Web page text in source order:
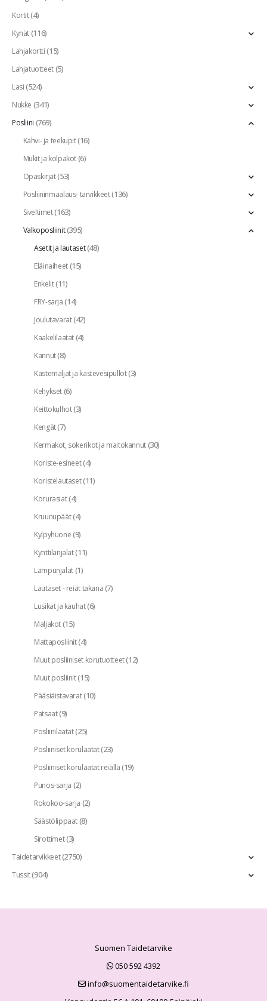
Kortit(4)
Kynät(116)
Lahjakortti(15)
Lahjatuotteet(5)
Lasi(524)
Nukke (341)
Posliini (769)
Kahvi- ja teekupit(16)
Mukit ja kolpakot(6)
Opaskirjat(53)
Posliininmaalaus- tarvikkeet(136)
Siveltimet(163)
Valkoposliinit(395)
Asetit ja lautaset(48)
Eläinaiheet(15)
Enkelit(11)
FRY-sarja(14)
Joulutavarat(42)
Kaakelilaatat(4)
Kannut(8)
Kastemaljat ja kastevesipullot(3)
Kehykset(6)
Keittokulhot(3)
Kengät(7)
Kermakot, sokerikot ja maitokannut(30)
Koriste-esineet(4)
Koristelautaset(11)
Korurasiat(4)
Kruunupäät(4)
Kylpyhuone(9)
Kynttilänjalat(11)
Lampunjalat(1)
Lautaset - reiät takana(7)
Lusikat ja kauhat(6)
Maljakot(15)
Mattaposliinit(4)
Muut posliiniset korutuotteet(12)
Muut posliinit(15)
Pääsiäistavarat(10)
Patsaat(9)
Posliinilaatat(25)
Posliiniset korulaatat(23)
Posliiniset korulaatat reiällä(19)
Punos-sarja (2)
Rokokoo-sarja (2)
Säästölippaat(8)
Sirottimet(3)
Taidetarvikkeet(2750)
Tussit(904)
Suomen Taidetarvike
050 592 4392
info@suomentaidetarvike.fi